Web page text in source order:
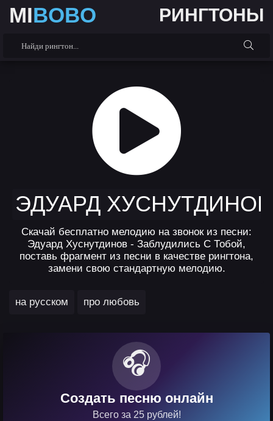
MIBOBO РИНГТОНЫ
ЭДУАРД
Скачай бесплатно мелодию на звонок из песни:
Эдуард Хуснутдинов - Заблудились С Тобой,
поставь фрагмент из песни в качестве рингтона,
замени свою стандартную мелодию.
на русском
про любовь
🎧
Создать песню онлайн
Всего за 25 рублей!